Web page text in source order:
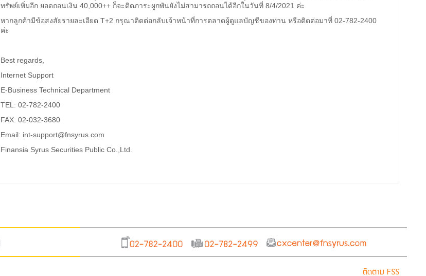
ทรัพย์เพิ่มอีก ยอดถอนเงิน 40,000++ ก็จะติดภาระผูกพันยังไม่สามารถถอนได้อีกในวันที่ 8/4/2021 ค่ะ
หากลูกค้ามีข้อสงสัยรายละเอียด T+2 กรุณาติดต่อกลับเจ้าหน้าที่การตลาดผู้ดูแลบัญชีของท่าน หรือติดต่อมาที่ 02-782-2400
ค่ะ
Best regards,
Internet Support
E-Business Technical Department
TEL: 02-782-2400
FAX: 02-032-3680
Email: int-support@fnsyrus.com
Finansia Syrus Securities Public Co.,Ltd.
ติดตาม FSS